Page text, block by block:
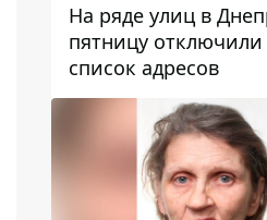
На ряде улиц в
пятницу отключили
список адресов